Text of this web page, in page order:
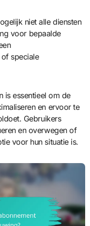
niet alle diensten
voor bepaalde
speciale
is essentieel om de
en ervoor te
Gebruikers
en overwegen of
voor hun situatie is.